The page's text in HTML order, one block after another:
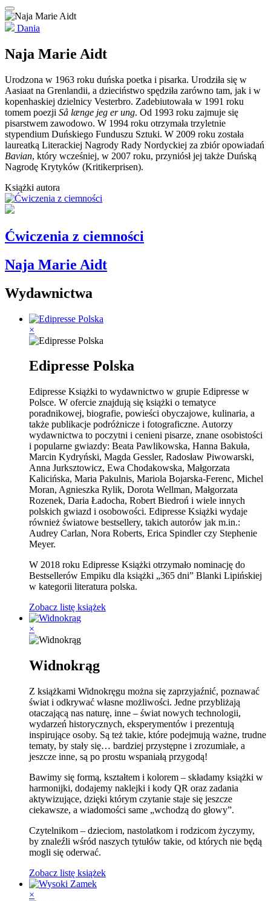
Dania
Naja Marie Aidt
Urodzona w 1963 roku duńska poetka i pisarka. Urodziła się w
Aasiaat na Grenlandii, a dzieciństwo spędziła zarówno tam, jak i w
kopenhaskiej dzielnicy Vesterbro. Zadebiutowała w 1991 roku
tomem poezji Så længe jeg er ung. Od 1993 roku zajmuje się
pisarstwem zawodowo. W 1994 roku otrzymała trzyletnie
stypendium Duńskiego Funduszu Sztuki. W 2009 roku została
laureatką Literackiej Nagrody Rady Nordyckiej za zbiór opowiadań
Bavian, który wcześniej, w 2007 roku, przyniósł jej także Duńską
Nagrodę Krytyków (Kritikerprisen).
Książki autora
Ćwiczenia z ciemności
Naja Marie Aidt
Wydawnictwa
×
Edipresse Polska
Edipresse Książki to wydawnictwo w grupie Edipresse w
Polsce. W ofercie znajdują się książki o tematyce
poradnikowej, biografie, powieści obyczajowe, kulinaria, a
także publikacje podróżnicze i fotograficzne. Autorzy
wydawnictwa to poczytni i cenieni pisarze, znane osobistości
i popularne gwiazdy: Beata Pawlikowska, Hanna Bakuła,
Marcin Kydryński, Magda Gessler, Radosław Piwowarski,
Anna Jurksztowicz, Ewa Chodakowska, Małgorzata
Kalicińska, Maria Pakulnis, Mariola Bojarska-Ferenc, Michel
Moran, Agnieszka Rylik, Dorota Wellman, Małgorzata
Rozenek, Daria Ładocha, Robert Biedroń i wiele innych
polskich gwiazd i osobowości. Edipresse Książki wydaje
również światowe bestsellery, takich autorów jak m.in.:
Audrey Carlan, Nora Roberts, Erica Spindler czy Stephenie
Meyer.
W 2018 roku Edipresse Książki otrzymało nominację do
Bestsellerów Empiku dla książki „365 dni” Blanki Lipińskiej
w kategorii literatura polska.
Zobacz listę książek
×
Widnokrąg
Z książkami Widnokręgu można się zaprzyjaźnić, poznawać
świat i odkrywać własne możliwości. Jedne przybliżają
otaczającą nas naturę, inne – świat nowych technologii,
wydarzeń historycznych, eksperymentów i prezentują
inspirujące osoby. Są też takie, które podejmują ważne, trudne
tematy, by stały się… bardziej przystępne i zrozumiałe, a
jeszcze inne, są po prostu wspaniałą przygodą!
Bawimy się formą, kształtem i kolorem – składamy książki w
harmonijki, dodajemy naklejki i kody QR oraz zadania
aktywizujące, dzięki którym czytanie staje się jeszcze
ciekawsze, a wiadomości same „wchodzą do głowy”.
Czytelnikom – dzieciom, nastolatkom i rodzicom życzymy,
by znaleźli wśród naszych tytułów takie, od których nie będą
mogli się oderwać.
Zobacz listę książek
×